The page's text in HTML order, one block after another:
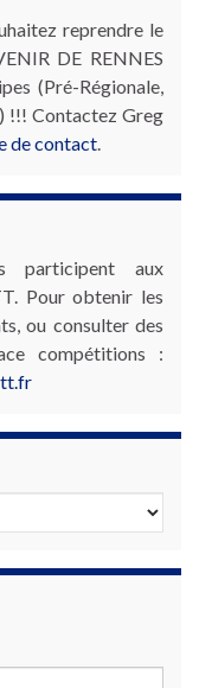
reprendre le
DE RENNES
(Pré-Régionale,
!!! Contactez Greg
de contact.
participent aux
Pour obtenir les
ou consulter des
compétitions :